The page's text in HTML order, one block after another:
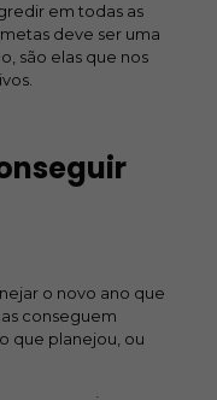
em todas as
deve ser uma
são elas que nos
o novo ano que
conseguem
que planejou, ou